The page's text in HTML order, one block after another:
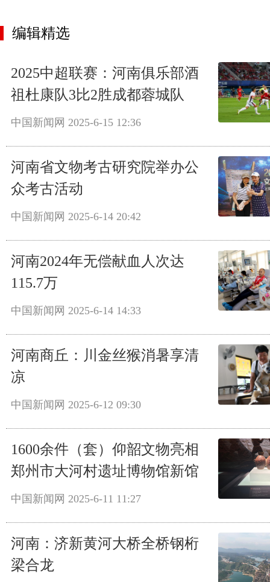
编辑精选
2025中超联赛：河南俱乐部酒
祖杜康队3比2胜成都蓉城队
中国新闻网 2025-6-15 12:36
河南省文物考古研究院举办公
众考古活动
中国新闻网 2025-6-14 20:42
河南2024年无偿献血人次达
115.7万
中国新闻网 2025-6-14 14:33
河南商丘：川金丝猴消暑享清
凉
中国新闻网 2025-6-12 09:30
1600余件（套）仰韶文物亮相
郑州市大河村遗址博物馆新馆
中国新闻网 2025-6-11 11:27
河南：济新黄河大桥全桥钢桁
梁合龙